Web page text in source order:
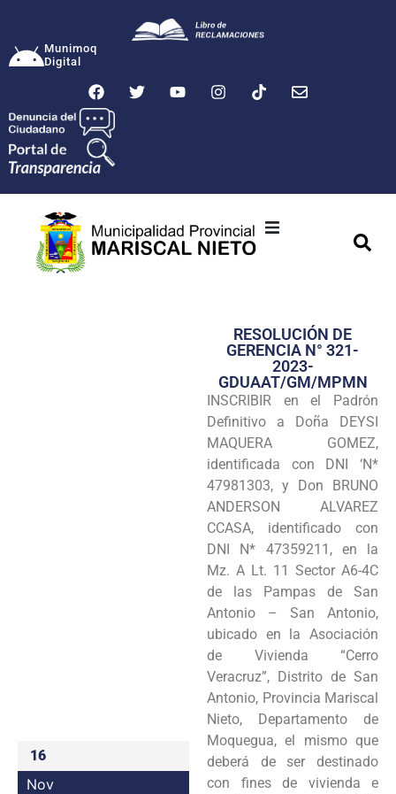
Munimoq
Digital
Transparencia
Seguridad
Programas
Intranet
16
Nov
RESOLUCIÓN DE
GERENCIA N° 321-
2023-
GDUAAT/GM/MPMN
INSCRIBIR en el Padrón
Definitivo a Doña DEYSI
MAQUERA GOMEZ,
identificada con DNI ‘N*
47981303, y Don BRUNO
ANDERSON ALVAREZ
CCASA, identificado con
DNI N* 47359211, en la
Mz. A Lt. 11 Sector A6-4C
de las Pampas de San
Antonio – San Antonio,
ubicado en la Asociación
de Vivienda “Cerro
Veracruz”, Distrito de San
Antonio, Provincia Mariscal
Nieto, Departamento de
Moquegua, el mismo que
deberá de ser destinado
con fines de vivienda e